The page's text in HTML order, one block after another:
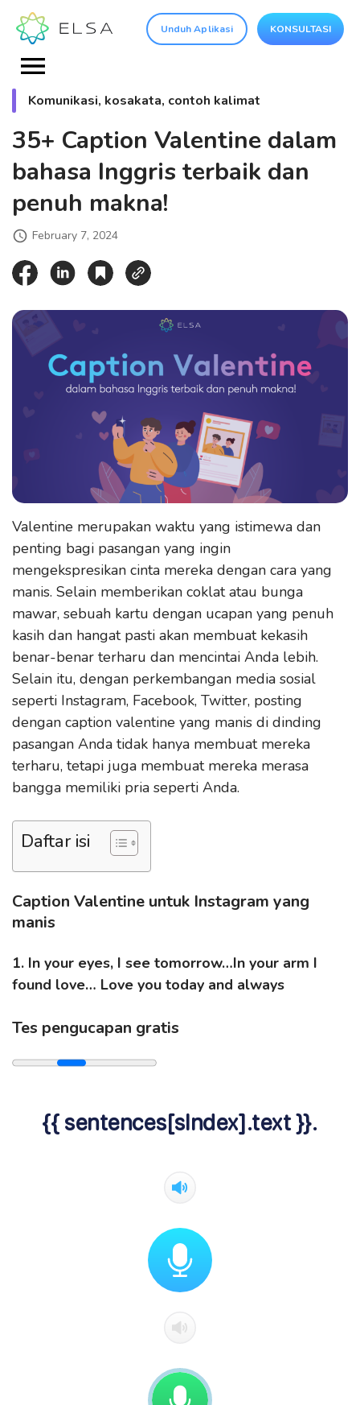
Unduh Aplikasi KONSULTASI
Komunikasi, kosakata, contoh kalimat
35+ Caption Valentine dalam
bahasa Inggris terbaik dan
penuh makna!
February 7, 2024
Valentine merupakan waktu yang istimewa dan
penting bagi pasangan yang ingin
mengekspresikan cinta mereka dengan cara yang
manis. Selain memberikan coklat atau bunga
mawar, sebuah kartu dengan ucapan yang penuh
kasih dan hangat pasti akan membuat kekasih
benar-benar terharu dan mencintai Anda lebih.
Selain itu, dengan perkembangan media sosial
seperti Instagram, Facebook, Twitter, posting
dengan caption valentine yang manis di dinding
pasangan Anda tidak hanya membuat mereka
terharu, tetapi juga membuat mereka merasa
bangga memiliki pria seperti Anda.
Daftar isi
Caption Valentine untuk Instagram yang
manis
1. In your eyes, I see tomorrow…In your arm I
found love… Love you today and always
Tes pengucapan gratis
{{ sentences[sIndex].text }}.